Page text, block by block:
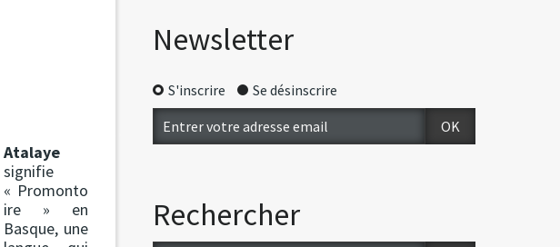
Atalaye
signifie
« Promonto
ire » en
Basque, une
Newsletter
S'inscrire Se désinscrire
Rechercher